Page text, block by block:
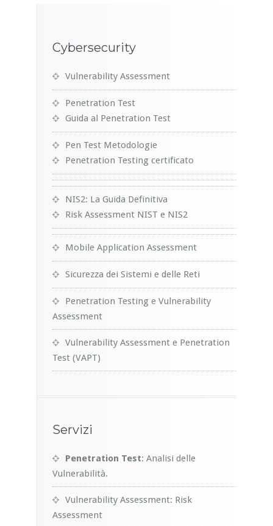
Cybersecurity
Vulnerability Assessment
Penetration Test
Guida al Penetration Test
Pen Test Metodologie
Penetration Testing certificato
NIS2: La Guida Definitiva
Risk Assessment NIST e NIS2
Mobile Application Assessment
Sicurezza dei Sistemi e delle Reti
Penetration Testing e Vulnerability
Assessment
Vulnerability Assessment e Penetration
Test (VAPT)
Servizi
Penetration Test: Analisi delle
Vulnerabilità.
Vulnerability Assessment: Risk
Assessment